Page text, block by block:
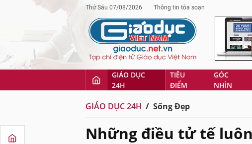
Thứ Sáu 07/08/2026 Thông tin tòa soạn
GIÁO DỤC
24H
TIÊU
ĐIỂM
GÓC
NHÌN
GIÁO DỤC 24H Sống Đẹp
Những điều tử tế